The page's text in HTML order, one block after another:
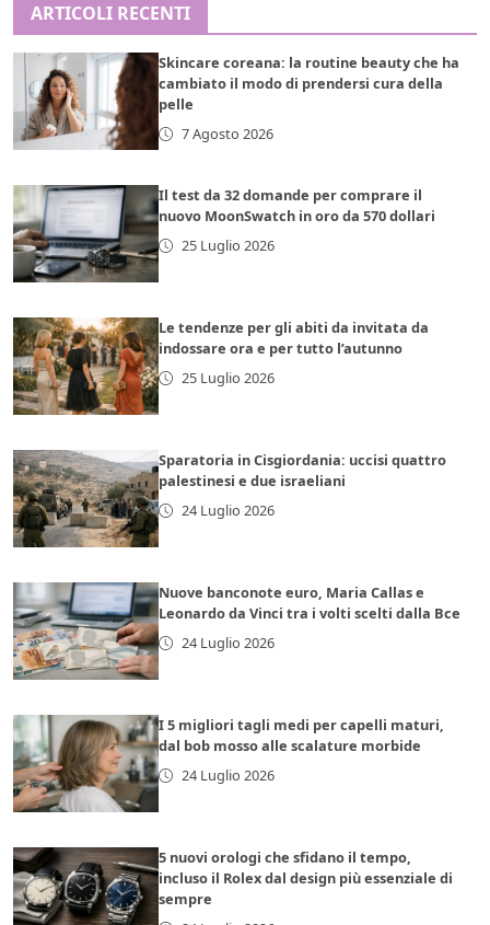
ARTICOLI RECENTI
Skincare coreana: la routine beauty che ha
cambiato il modo di prendersi cura della
pelle
7 Agosto 2026
Il test da 32 domande per comprare il
nuovo MoonSwatch in oro da 570 dollari
25 Luglio 2026
Le tendenze per gli abiti da invitata da
indossare ora e per tutto l’autunno
25 Luglio 2026
Sparatoria in Cisgiordania: uccisi quattro
palestinesi e due israeliani
24 Luglio 2026
Nuove banconote euro, Maria Callas e
Leonardo da Vinci tra i volti scelti dalla Bce
24 Luglio 2026
I 5 migliori tagli medi per capelli maturi,
dal bob mosso alle scalature morbide
24 Luglio 2026
5 nuovi orologi che sfidano il tempo,
incluso il Rolex dal design più essenziale di
sempre